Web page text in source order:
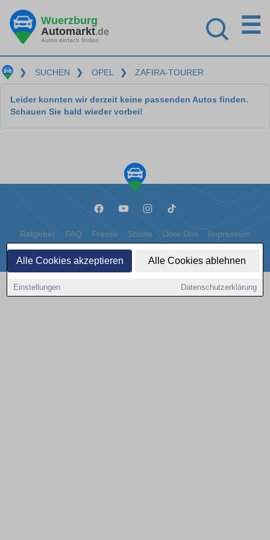
Alle Cookies akzeptieren Alle Cookies ablehnen
Einstellungen Datenschutzerklärung
Wuerzburg
Automarkt.de
Autos einfach finden
☰
❯ SUCHEN ❯ OPEL ❯ ZAFIRA-TOURER
Leider konnten wir derzeit keine passenden Autos finden.
Schauen Sie bald wieder vorbei!
Ratgeber FAQ Presse Städte Über Uns Impressum
Datenschutz Cookies
Copyright © 2000 - 2026 | 1A Infosysteme GmbH | Content by: 1a-sites-autos